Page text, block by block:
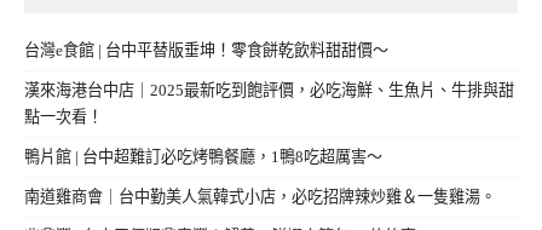
台灣e食館 | 台中平替版垂坤！零食餅乾飲料甜甜價～
漢來海港台中店｜2025最新吃到飽評價，必吃海鮮、生魚片、牛排與甜
點一次看！
鴨片館 | 台中超難訂必吃烤鴨餐廳，1鴨8吃超厲害～
南道雞商會｜台中勤美人氣韓式小店，必吃招牌辣炒雞＆一隻雞湯。